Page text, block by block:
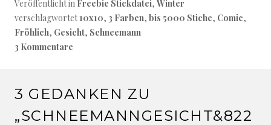
o
o
k
r t P
re
n
Veröffentlicht in Freebie Stickdatei, Winter
verschlagwortet10x10, 3 Farben, bis 5000 Stiche, Comic,
Fröhlich, Gesicht, Schneemann
3 Kommentare
3 GEDANKEN ZU
„SCHNEEMANNGESICHT&822